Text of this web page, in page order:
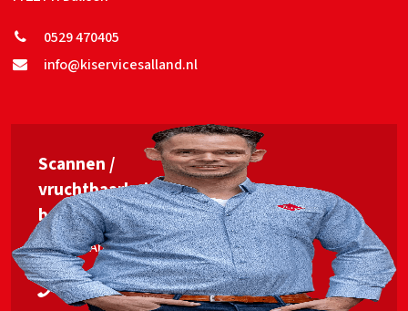
0529 470405
info@kiservicesalland.nl
Scannen /
vruchtbaarheids­
begeleiding
Jan van Ankum
06 53563448